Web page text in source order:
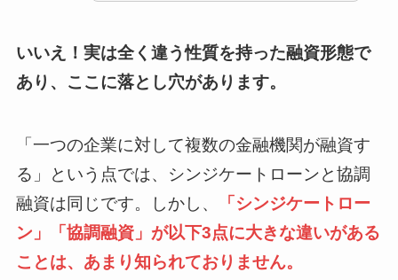
いいえ！実は全く違う性質を持った融資形態で
あり、ここに落とし穴があります。
「一つの企業に対して複数の金融機関が融資す
る」という点では、シンジケートローンと協調
融資は同じです。しかし、
「シンジケートロー
ン」「協調融資」が以下3点に大きな違いがある
ことは、あまり知られておりません。